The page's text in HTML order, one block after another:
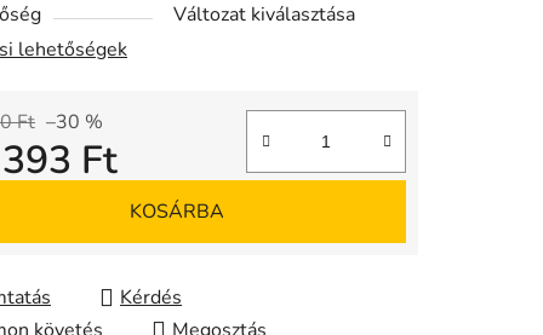
Változat kiválasztása
lehetőségek
Ft –30 %
Ft
KOSÁRBA
Kérdés